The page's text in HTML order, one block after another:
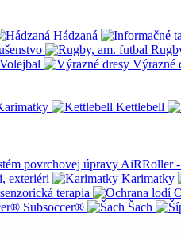
Hádzaná
Volejbal
Výrazné
Kettlebell
AiRRoller -
exteriéri Karimatky
terapia
Subsoccer® Šach